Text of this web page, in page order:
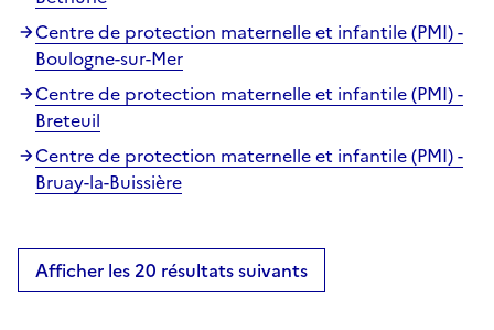
Centre de protection maternelle et infantile (PMI) -
Boulogne-sur-Mer
Centre de protection maternelle et infantile (PMI) -
Breteuil
Centre de protection maternelle et infantile (PMI) -
Bruay-la-Buissière
Afficher les 20 résultats suivants